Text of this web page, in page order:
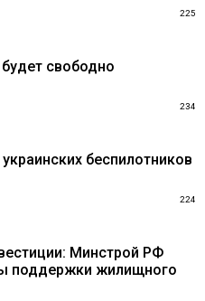
225
свободно
234
беспилотников
224
Минстрой РФ
поддержки жилищного